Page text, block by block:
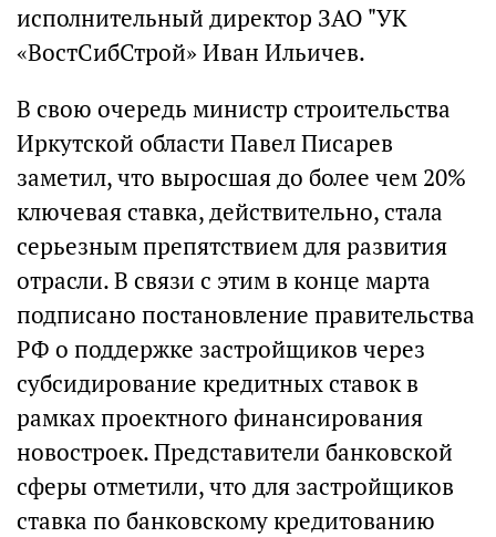
исполнительный директор ЗАО "УК
«ВостСибСтрой» Иван Ильичев.
В свою очередь министр строительства
Иркутской области Павел Писарев
заметил, что выросшая до более чем 20%
ключевая ставка, действительно, стала
серьезным препятствием для развития
отрасли. В связи с этим в конце марта
подписано постановление правительства
РФ о поддержке застройщиков через
субсидирование кредитных ставок в
рамках проектного финансирования
новостроек. Представители банковской
сферы отметили, что для застройщиков
ставка по банковскому кредитованию